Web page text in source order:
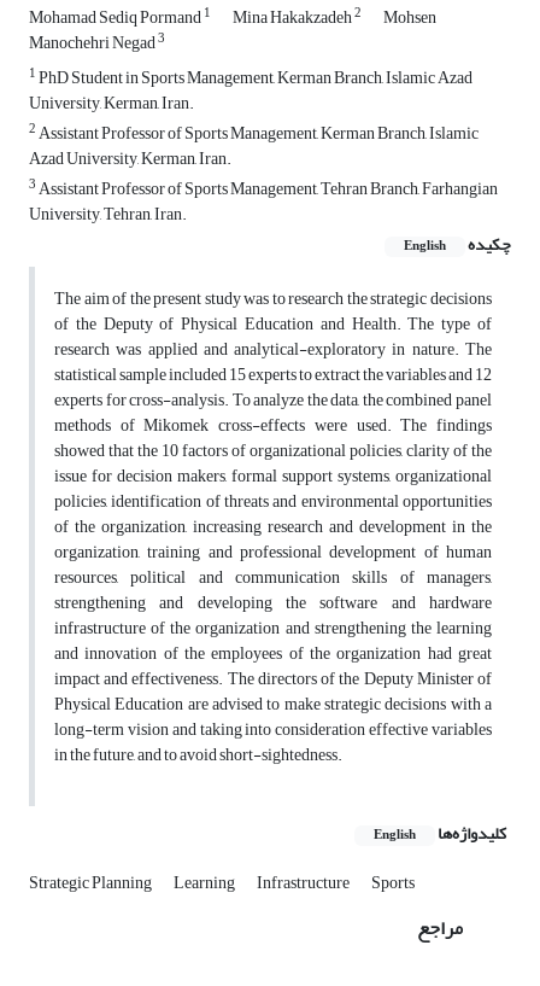
Mohamad Sediq Pormand1 Mina Hakakzadeh2 Mohsen
Manochehri Negad3
1PhD Student in Sports Management, Kerman Branch, Islamic Azad
University, Kerman, Iran.
2Assistant Professor of Sports Management, Kerman Branch, Islamic
Azad University, Kerman, Iran.
3Assistant Professor of Sports Management, Tehran Branch, Farhangian
University, Tehran, Iran.
چکیده
English
The aim of the present study was to research the strategic decisions
of the Deputy of Physical Education and Health. The type of
research was applied and analytical-exploratory in nature. The
statistical sample included 15 experts to extract the variables and 12
experts for cross-analysis. To analyze the data, the combined panel
methods of Mikomek cross-effects were used. The findings
showed that the 10 factors of organizational policies, clarity of the
issue for decision makers, formal support systems, organizational
policies, identification of threats and environmental opportunities
of the organization, increasing research and development in the
organization, training and professional development of human
resources, political and communication skills of managers,
strengthening and developing the software and hardware
infrastructure of the organization and strengthening the learning
and innovation of the employees of the organization had great
impact and effectiveness. The directors of the Deputy Minister of
Physical Education are advised to make strategic decisions with a
long-term vision and taking into consideration effective variables
in the future, and to avoid short-sightedness.
کلیدواژه‌ها English
Strategic Planning Learning Infrastructure Sports
مراجع